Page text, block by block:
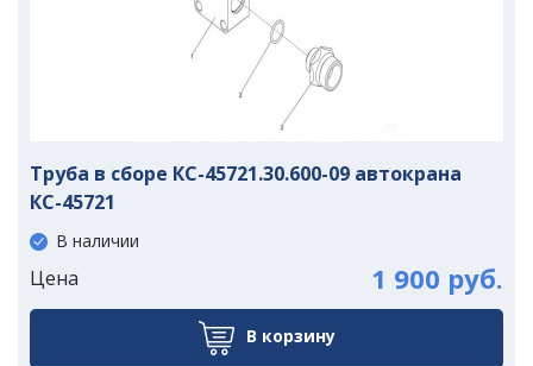
Труба в сборе КС-45721.30.600-09 автокрана
КС-45721
В наличии
Цена 1 900 руб.
В корзину